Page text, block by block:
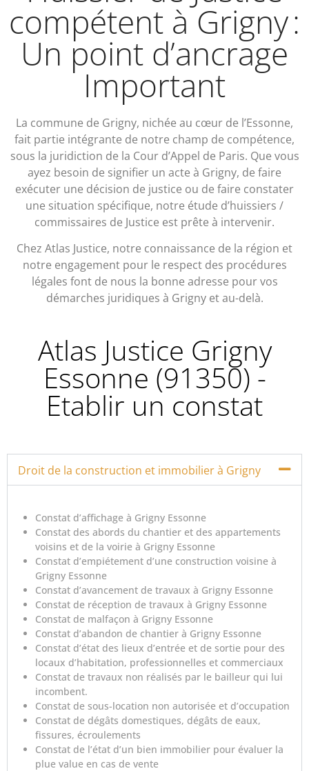
compétent à Grigny :
Un point d’ancrage
Important
La commune de Grigny, nichée au cœur de l’Essonne,
fait partie intégrante de notre champ de compétence,
sous la juridiction de la Cour d’Appel de Paris. Que vous
ayez besoin de signifier un acte à Grigny, de faire
exécuter une décision de justice ou de faire constater
une situation spécifique, notre étude d’huissiers /
commissaires de Justice est prête à intervenir.
Chez Atlas Justice, notre connaissance de la région et
notre engagement pour le respect des procédures
légales font de nous la bonne adresse pour vos
démarches juridiques à Grigny et au-delà.
Atlas Justice Grigny
Essonne (91350) -
Etablir un constat
Droit de la construction et immobilier à Grigny
Constat d’affichage à Grigny Essonne
Constat des abords du chantier et des appartements
voisins et de la voirie à Grigny Essonne
Constat d’empiétement d’une construction voisine à
Grigny Essonne
Constat d’avancement de travaux à Grigny Essonne
Constat de réception de travaux à Grigny Essonne
Constat de malfaçon à Grigny Essonne
Constat d’abandon de chantier à Grigny Essonne
Constat d’état des lieux d’entrée et de sortie pour des
locaux d’habitation, professionnelles et commerciaux
Constat de travaux non réalisés par le bailleur qui lui
incombent.
Constat de sous-location non autorisée et d’occupation
Constat de dégâts domestiques, dégâts de eaux,
fissures, écroulements
Constat de l’état d’un bien immobilier pour évaluer la
plue value en cas de vente